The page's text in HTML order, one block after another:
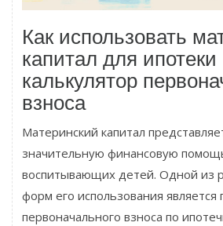
Как использовать
капитал для
калькулятор
взноса
Материнский капитал
значительную финансовую
воспитывающих детей. Одной из
форм его использования является
первоначального взноса по